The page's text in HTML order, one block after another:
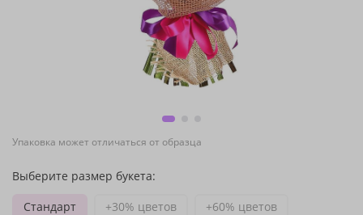
Упаковка может отличаться от образца
Выберите размер букета:
Стандарт
+30% цветов +60% цветов